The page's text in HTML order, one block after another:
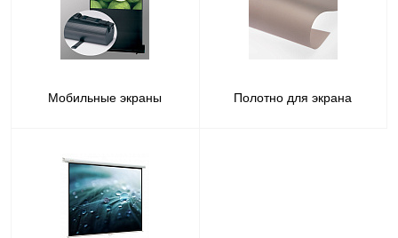
Мобильные экраны Полотно для экрана